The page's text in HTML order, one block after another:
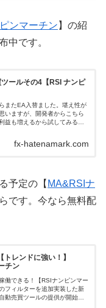
ンマーチン 】の紹
中です。
ールその4【RSI ナンピ
またEA入替ました。堪え性が
いますが、開発者からこちら
益も増えるから試してみるの
fx-hatenamark.com
予定の【 MA&RSIナ
です。今なら無料配
レンドに強い！】
チン
働できる！【RSIナンピンマー
フィルターを追加実装した新
動売買ツールの提供が開始さ